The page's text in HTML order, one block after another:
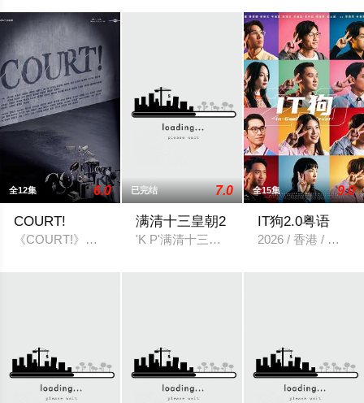
全12集 6.0
COURT!
《COURT!》由3個不同單元故事組成，描繪基於不同觀點角度
已完结 7.0
满清十三皇朝2
'K P'满清十三皇朝的十三个皇帝：1、显
全15集 9.0
IT狗2.0粤语
2026 / 香港 / 凌文